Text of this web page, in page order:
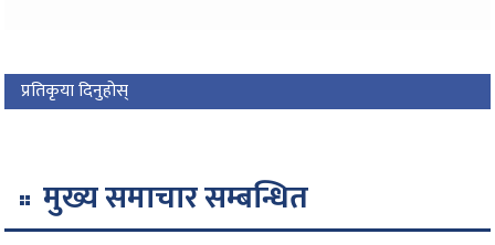
प्रतिकृया दिनुहोस्
मुख्य समाचार सम्बन्धित